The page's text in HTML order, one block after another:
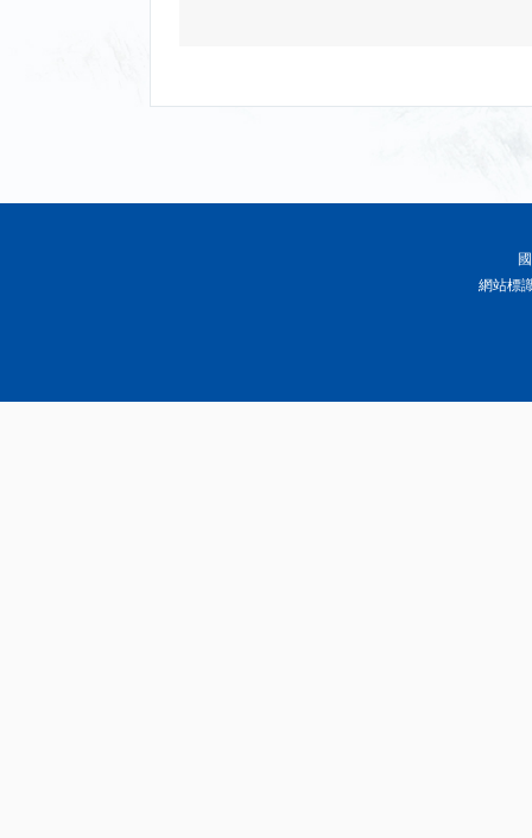
網站標